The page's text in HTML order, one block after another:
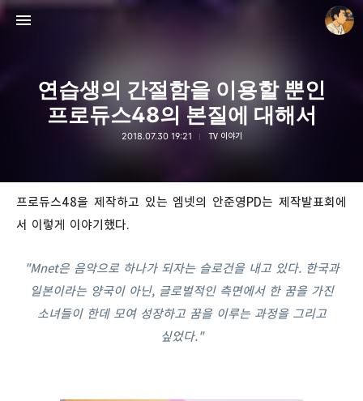
연습생의 간절함을 이용할 뿐인
프로듀스48의 본질에 대해서
2018.07.30 19:21 TV 이야기
프로듀스48을 제작하고 있는 엠넷의 안준영PD는 제작발표회에
서 이렇게 이야기했다.
"Mnet은 음악으로 하나가 되자는 슬로건을 내고 있다. 한국과
일본이라는 양국이 아닌, 글로벌적인 측면에서 한 꿈을 가진
소녀들이 한데 모여 성장하고 꿈을 이루는 과정을 그리고
싶었다."
thebravepost.com
안난98